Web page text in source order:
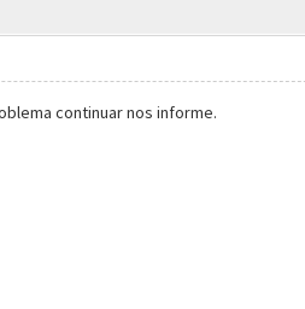
continuar nos informe.